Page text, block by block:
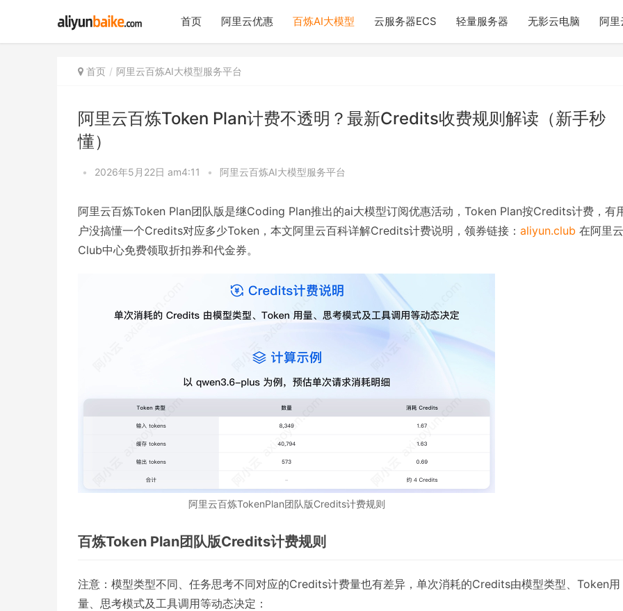
首页 阿里云优惠 百炼AI大模型 云服务器ECS 轻量服务器 无影云电脑 阿里
首页 阿里云百炼AI大模型服务平台
阿里云百炼Token Plan计费不透明？最新Credits收费规则解读（新手秒
懂）
• 2026年5月22日 am4:11 • 阿里云百炼AI大模型服务平台
阿里云百炼Token Plan团队版是继Coding Plan推出的ai大模型订阅优惠活动，Token Plan按Credits计费，有
户没搞懂一个Credits对应多少Token，本文阿里云百科详解Credits计费说明，领券链接： aliyun.club 在阿里云
Club中心免费领取折扣券和代金券。
阿里云百炼TokenPlan团队版Credits计费规则
百炼Token Plan团队版Credits计费规则
注意：模型类型不同、任务思考不同对应的Credits计费量也有差异，单次消耗的Credits由模型类型、Token用
量、思考模式及工具调用等动态决定：